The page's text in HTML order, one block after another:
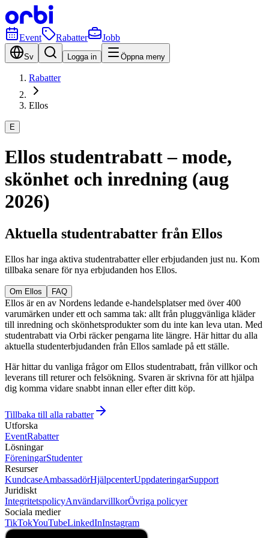
Event Rabatter Jobb
Sv Logga in Öppna meny
Rabatter
Ellos
E
Ellos studentrabatt – mode,
skönhet och inredning (aug
2026)
Aktuella studentrabatter från Ellos
Ellos har inga aktiva studentrabatter eller erbjudanden just nu. Kom
tillbaka senare för nya erbjudanden hos Ellos.
Om Ellos FAQ
Ellos är en av Nordens ledande e-handelsplatser med över 400
varumärken under ett och samma tak: allt från pluggvänliga kläder
till inredning och skönhetsprodukter som du inte kan leva utan. Med
studentrabatt via Orbi räcker pengarna lite längre. Här hittar du alla
aktuella studenterbjudanden från Ellos samlade på ett ställe.
Här hittar du vanliga frågor om Ellos studentrabatt, från villkor och
leverans till returer och felsökning. Svaren är skrivna för att hjälpa
dig komma vidare snabbt innan eller efter ditt köp.
Tillbaka till alla rabatter
Utforska
EventRabatter
Lösningar
FöreningarStudenter
Resurser
KundcaseAmbassadörHjälpcenterUppdateringarSupport
Juridiskt
IntegritetspolicyAnvändarvillkorÖvriga policyer
Sociala medier
TikTokYouTubeLinkedInInstagram